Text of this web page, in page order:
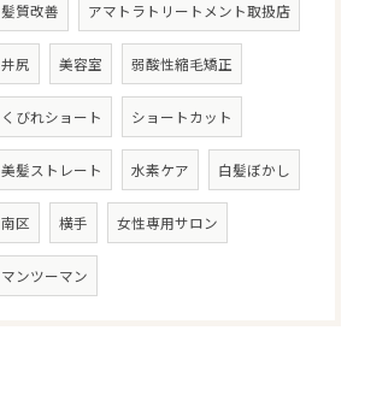
髪質改善 アマトラトリートメント取扱店
井尻 美容室 弱酸性縮毛矯正
くびれショート ショートカット
美髪ストレート 水素ケア 白髪ぼかし
南区 横手 女性専用サロン
マンツーマン